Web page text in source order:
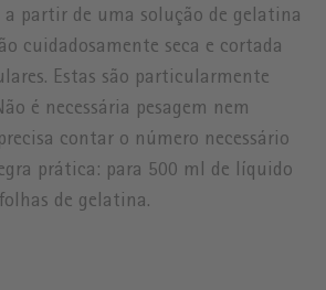
partir de uma solução de gelatina
cuidadosamente seca e cortada
Estas são particularmente
é necessária pesagem nem
contar o número necessário
prática: para 500 ml de líquido
de gelatina.